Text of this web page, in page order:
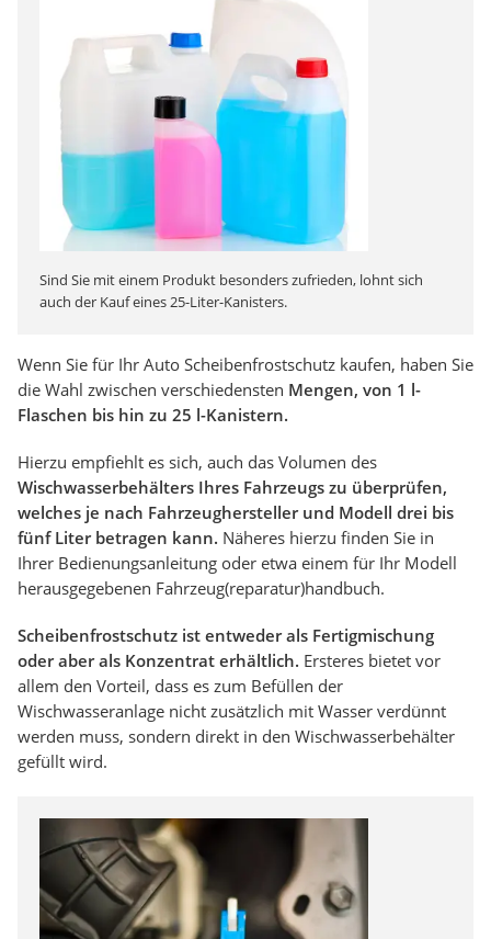
Sind Sie mit einem Produkt besonders zufrieden, lohnt sich
auch der Kauf eines 25-Liter-Kanisters.
Wenn Sie für Ihr Auto Scheibenfrostschutz kaufen, haben Sie
die Wahl zwischen verschiedensten Mengen, von 1 l-
Flaschen bis hin zu 25 l-Kanistern.
Hierzu empfiehlt es sich, auch das Volumen des
Wischwasserbehälters Ihres Fahrzeugs zu überprüfen,
welches je nach Fahrzeughersteller und Modell drei bis
fünf Liter betragen kann. Näheres hierzu finden Sie in
Ihrer Bedienungsanleitung oder etwa einem für Ihr Modell
herausgegebenen Fahrzeug(reparatur)handbuch.
Scheibenfrostschutz ist entweder als Fertigmischung
oder aber als Konzentrat erhältlich. Ersteres bietet vor
allem den Vorteil, dass es zum Befüllen der
Wischwasseranlage nicht zusätzlich mit Wasser verdünnt
werden muss, sondern direkt in den Wischwasserbehälter
gefüllt wird.